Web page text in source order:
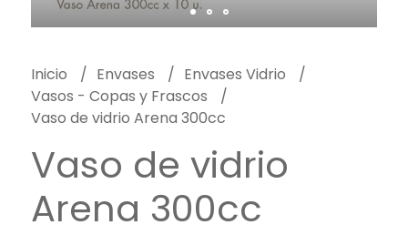
Inicio Envases
Envases Vidrio
Vasos - Copas y Frascos
Vaso de vidrio Arena 300cc
Vaso de vidrio
Arena 300cc